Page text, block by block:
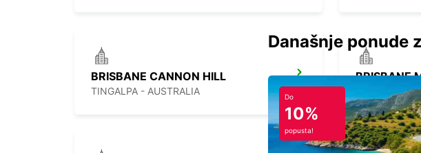
BRISBANE CANNON HILL
TINGALPA - AUSTRALIA
BRISBANE
MANSFIELD
Današnje ponude
Do
10%
popusta!